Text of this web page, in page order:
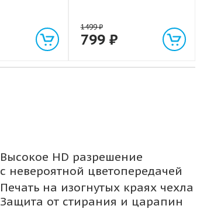
1499₽
799 ₽
Высокое HD разрешение
с невероятной цветопередачей
Печать на изогнутых краях чехла
Защита от стирания и царапин